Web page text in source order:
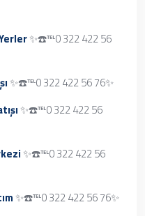
✨☎️℡0 322 422 56
✨☎️℡0 322 422 56 76✨
✨☎️℡0 322 422 56
✨☎️℡0 322 422 56
✨☎️℡0 322 422 56 76✨